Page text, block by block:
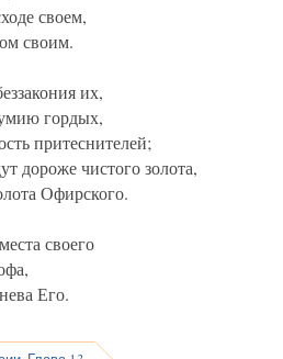
своем,
своим.
их,
гордых,
притеснителей;
дороже чистого золота,
Офирского.
своего
Его.